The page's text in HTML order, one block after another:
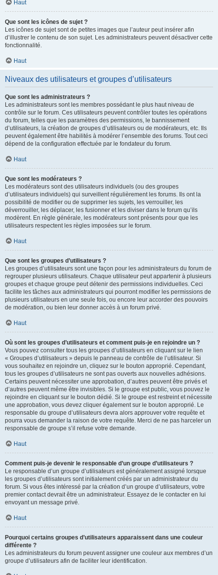
Haut
Que sont les icônes de sujet ?
Les icônes de sujet sont de petites images que l’auteur peut insérer afin
d’illustrer le contenu de son sujet. Les administrateurs peuvent désactiver cette
fonctionnalité.
Haut
Niveaux des utilisateurs et groupes d’utilisateurs
Que sont les administrateurs ?
Les administrateurs sont les membres possédant le plus haut niveau de
contrôle sur le forum. Ces utilisateurs peuvent contrôler toutes les opérations
du forum, telles que les paramètres des permissions, le bannissement
d’utilisateurs, la création de groupes d’utilisateurs ou de modérateurs, etc. Ils
peuvent également être habilités à modérer l’ensemble des forums. Tout ceci
dépend de la configuration effectuée par le fondateur du forum.
Haut
Que sont les modérateurs ?
Les modérateurs sont des utilisateurs individuels (ou des groupes
d’utilisateurs individuels) qui surveillent régulièrement les forums. Ils ont la
possibilité de modifier ou de supprimer les sujets, les verrouiller, les
déverrouiller, les déplacer, les fusionner et les diviser dans le forum qu’ils
modèrent. En règle générale, les modérateurs sont présents pour que les
utilisateurs respectent les règles imposées sur le forum.
Haut
Que sont les groupes d’utilisateurs ?
Les groupes d’utilisateurs sont une façon pour les administrateurs du forum de
regrouper plusieurs utilisateurs. Chaque utilisateur peut appartenir à plusieurs
groupes et chaque groupe peut détenir des permissions individuelles. Ceci
facilite les tâches aux administrateurs qui pourront modifier les permissions de
plusieurs utilisateurs en une seule fois, ou encore leur accorder des pouvoirs
de modération, ou bien leur donner accès à un forum privé.
Haut
Où sont les groupes d’utilisateurs et comment puis-je en rejoindre un ?
Vous pouvez consulter tous les groupes d’utilisateurs en cliquant sur le lien
« Groupes d’utilisateurs » depuis le panneau de contrôle de l’utilisateur. Si
vous souhaitez en rejoindre un, cliquez sur le bouton approprié. Cependant,
tous les groupes d’utilisateurs ne sont pas ouverts aux nouvelles adhésions.
Certains peuvent nécessiter une approbation, d’autres peuvent être privés et
d’autres peuvent même être invisibles. Si le groupe est public, vous pouvez le
rejoindre en cliquant sur le bouton dédié. Si le groupe est restreint et nécessite
une approbation, vous devez cliquer également sur le bouton approprié. Le
responsable du groupe d’utilisateurs devra alors approuver votre requête et
pourra vous demander la raison de votre requête. Merci de ne pas harceler un
responsable de groupe s’il refuse votre demande.
Haut
Comment puis-je devenir le responsable d’un groupe d’utilisateurs ?
Le responsable d’un groupe d’utilisateurs est généralement assigné lorsque
les groupes d’utilisateurs sont initialement créés par un administrateur du
forum. Si vous êtes intéressé par la création d’un groupe d’utilisateurs, votre
premier contact devrait être un administrateur. Essayez de le contacter en lui
envoyant un message privé.
Haut
Pourquoi certains groupes d’utilisateurs apparaissent dans une couleur
différente ?
Les administrateurs du forum peuvent assigner une couleur aux membres d’un
groupe d’utilisateurs afin de faciliter leur identification.